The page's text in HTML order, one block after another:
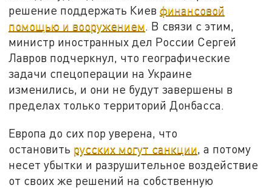
решение поддержать Киевфинансовой
помощью и вооружением. В связи с этим,
министр иностранных дел России Сергей
Лавров подчеркнул, что географические
задачи спецоперации на Украине
изменились, и они не будут завершены в
пределах только территорий Донбасса.
Европа до сих пор уверена, что
остановить русских могут санкции , а потому
несет убытки и разрушительное воздействие
от своих же решений на собственную